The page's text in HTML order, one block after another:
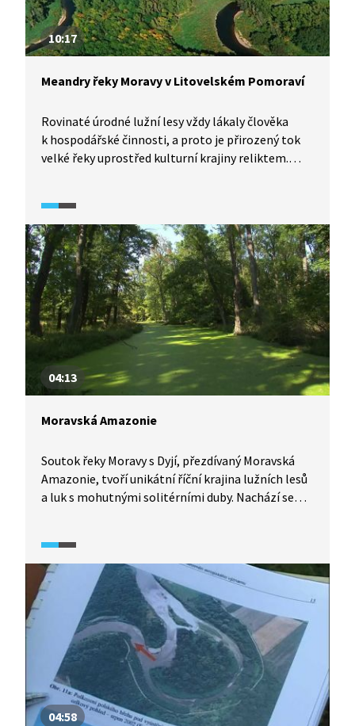
10:17
Meandry řeky Moravy v Litovelském Pomoraví
Rovinaté úrodné lužní lesy vždy lákaly člověka
k hospodářské činnosti, a proto je přirozený tok
velké řeky uprostřed kulturní krajiny reliktem.
toky jedinečně. A to nejen typickými meandry
a rameny v různých stadiích svého vývoje, ale
i faunou a flórou vázanými na periodicky
zaplavované ekosystémy údolní nivy. I dnes existují
faktory, které mohou lužní les a především jeho
vodní režim ohrozit, proto je jejich ochrana nutná.
04:13
Moravská Amazonie
Soutok řeky Moravy s Dyjí, přezdívaný Moravská
Amazonie, tvoří unikátní říční krajina lužních lesů
a luk s mohutnými solitérními duby. Nachází se
2000 a biosférickou rezervací UNESCO. Zatím však
není ukotvena v podobě zvláště chráněného
území. Způsob lesního hospodaření státní firmou
České lesy v této lokalitě je dlouhodobě kritizován
ekology, vědci i státní ochranou přírody, neboť
vede k destrukci tohoto vzácného lesního
ekosystému.
04:58